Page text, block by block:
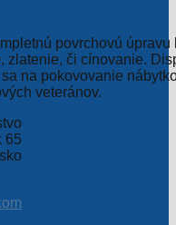
povrchovú
zlatenie, či cínovanie.
na pokovovanie
veteránov.
65